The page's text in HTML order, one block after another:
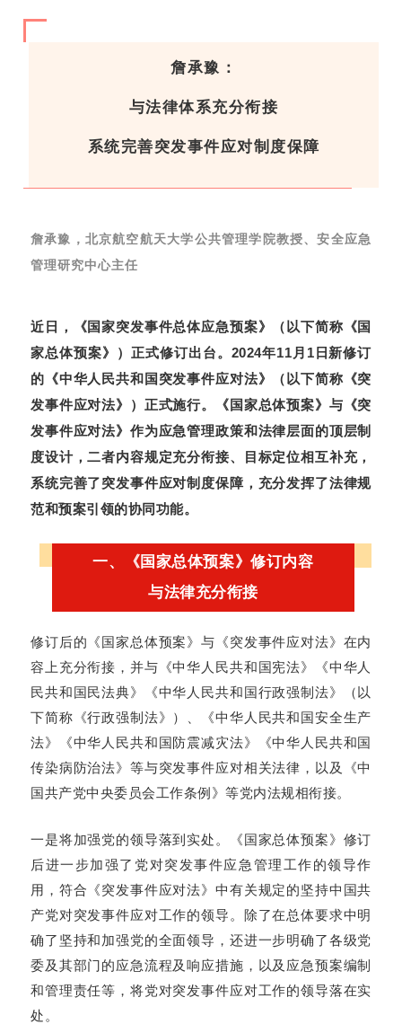
詹承豫：
与法律体系充分衔接
系统完善突发事件应对制度保障
詹承豫，北京航空航天大学公共管理学院教授、安全应急
管理研究中心主任
近日，《国家突发事件总体应急预案》（以下简称《国
家总体预案》）正式修订出台。2024年11月1日新修订
的《中华人民共和国突发事件应对法》（以下简称《突
发事件应对法》）正式施行。《国家总体预案》与《突
发事件应对法》作为应急管理政策和法律层面的顶层制
度设计，二者内容规定充分衔接、目标定位相互补充，
系统完善了突发事件应对制度保障，充分发挥了法律规
范和预案引领的协同功能。
一、《国家总体预案》修订内容
与法律充分衔接
修订后的《国家总体预案》与《突发事件应对法》在内
容上充分衔接，并与《中华人民共和国宪法》《中华人
民共和国民法典》《中华人民共和国行政强制法》（以
下简称《行政强制法》）、《中华人民共和国安全生产
法》《中华人民共和国防震减灾法》《中华人民共和国
传染病防治法》等与突发事件应对相关法律，以及《中
国共产党中央委员会工作条例》等党内法规相衔接。
一是将加强党的领导落到实处。《国家总体预案》修订
后进一步加强了党对突发事件应急管理工作的领导作
用，符合《突发事件应对法》中有关规定的坚持中国共
产党对突发事件应对工作的领导。除了在总体要求中明
确了坚持和加强党的全面领导，还进一步明确了各级党
委及其部门的应急流程及响应措施，以及应急预案编制
和管理责任等，将党对突发事件应对工作的领导落在实
处。